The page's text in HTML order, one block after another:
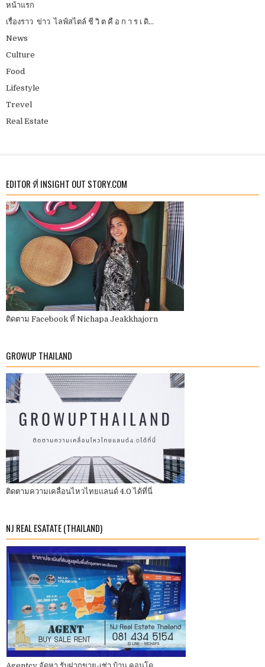
หน้าแรก
เรื่องราว ข่าว ไลฟ์สไตล์ ชี วิ ต คื อ ก า ร เ ดิ...
News
Culture
Food
Lifestyle
Trevel
Real Estate
EDITOR ที่ INSIGHT OUT STORY.COM
ติดตาม Facebook ที่ Nichapa Jeakkhajorn
GROWUP THAILAND
ติดตามความเคลื่อนไหวไทยแลนด์ 4.0 ได้ที่นี่
NJ REAL ESATATE (THAILAND)